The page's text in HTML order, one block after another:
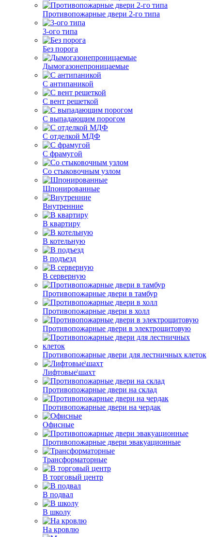
Противопожарные двери 2-го типа
3-ого типа
Без порога
Дымогазонепроницаемые
С антипаникой
С вент решеткой
С выпадающим порогом
С отделкой МДФ
С фрамугой
Со стыковочным узлом
Шпонированные
Внутренние
В квартиру
В котельную
В подъезд
В серверную
Противопожарные двери в тамбур
Противопожарные двери в холл
Противопожарные двери в электрощитовую
Противопожарные двери для лестничных клеток
Лифтовые\шахт
Противопожарные двери на склад
Противопожарные двери на чердак
Офисные
Противопожарные двери эвакуационные
Трансформаторные
В торговый центр
В подвал
В школу
На кровлю